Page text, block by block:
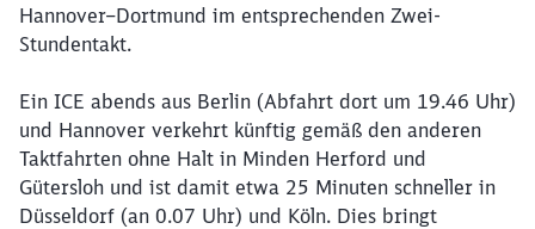
Hannover–Dortmund im entsprechenden Zwei-
Stundentakt.
Ein ICE abends aus Berlin (Abfahrt dort um 19.46 Uhr)
und Hannover verkehrt künftig gemäß den anderen
Taktfahrten ohne Halt in Minden Herford und
Gütersloh und ist damit etwa 25 Minuten schneller in
Düsseldorf (an 0.07 Uhr) und Köln. Dies bringt